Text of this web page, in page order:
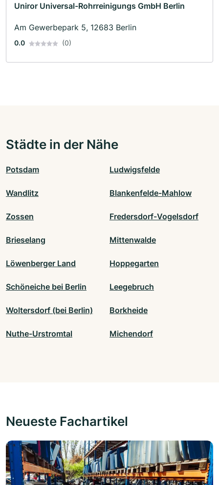
Uniror Universal-Rohrreinigungs GmbH Berlin
Am Gewerbepark 5, 12683 Berlin
0.0 (0)
Städte in der Nähe
Potsdam Ludwigsfelde
Wandlitz Blankenfelde-Mahlow
Zossen Fredersdorf-Vogelsdorf
Brieselang Mittenwalde
Löwenberger Land Hoppegarten
Schöneiche bei Berlin Leegebruch
Woltersdorf (bei Berlin) Borkheide
Nuthe-Urstromtal Michendorf
Neueste Fachartikel